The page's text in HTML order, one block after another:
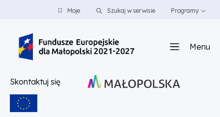
PRZEJDŹ DO TREŚCI
PRZEJDŹ DO MENUMoje Szukaj w serwisie Programy
Menu
Skontaktuj się